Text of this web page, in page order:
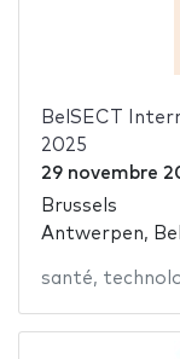
BelSECT
2025
29 novembre
Brussels
Antwerpen,
santé,